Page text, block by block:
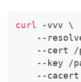
curl -vvv \
--
--cert
--key /
--